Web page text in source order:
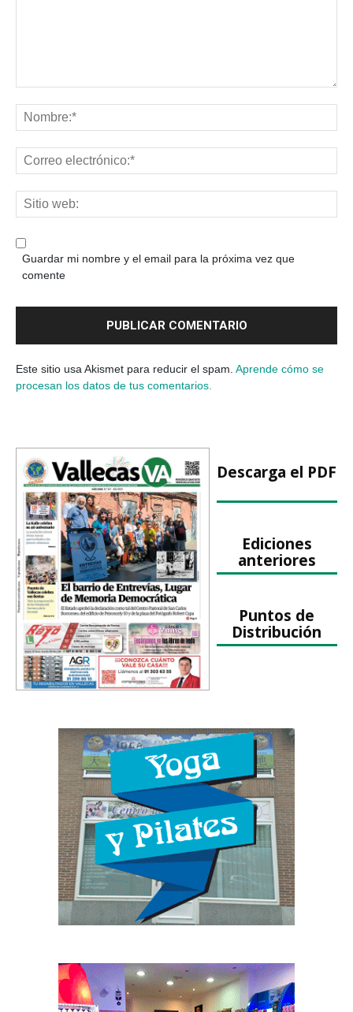
Guardar mi nombre y el email para la próxima vez que
comente
Este sitio usa Akismet para reducir el spam. Aprende cómo se
procesan los datos de tus comentarios.
Descarga el PDF
Ediciones
anteriores
Puntos de
Distribución